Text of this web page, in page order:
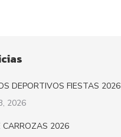
DEPORTIVOS FIESTAS 2026
2026
CARROZAS 2026